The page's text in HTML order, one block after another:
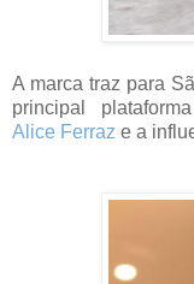
A marca traz para
principal
Alice Ferraz e a